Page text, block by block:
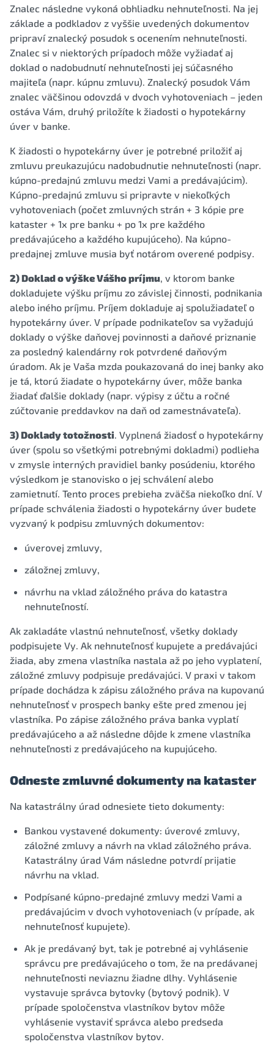
Znalec následne vykoná obhliadku nehnuteľnosti. Na jej
základe a podkladov z vyššie uvedených dokumentov
pripraví znalecký posudok s ocenením nehnuteľnosti.
Znalec si v niektorých prípadoch môže vyžiadať aj
doklad o nadobudnutí nehnuteľnosti jej súčasného
majiteľa (napr. kúpnu zmluvu). Znalecký posudok Vám
znalec väčšinou odovzdá v dvoch vyhotoveniach – jeden
ostáva Vám, druhý priložíte k žiadosti o hypotekárny
úver v banke.
K žiadosti o hypotekárny úver je potrebné priložiť aj
zmluvu preukazujúcu nadobudnutie nehnuteľnosti (napr.
kúpno-predajnú zmluvu medzi Vami a predávajúcim).
Kúpno-predajnú zmluvu si pripravte v niekoľkých
vyhotoveniach (počet zmluvných strán + 3 kópie pre
kataster + 1x pre banku + po 1x pre každého
predávajúceho a každého kupujúceho). Na kúpno-
predajnej zmluve musia byť notárom overené podpisy.
2) Doklad o výške Vášho príjmu, v ktorom banke
dokladujete výšku príjmu zo závislej činnosti, podnikania
alebo iného príjmu. Príjem dokladuje aj spolužiadateľ o
hypotekárny úver. V prípade podnikateľov sa vyžadujú
doklady o výške daňovej povinnosti a daňové priznanie
za posledný kalendárny rok potvrdené daňovým
úradom. Ak je Vaša mzda poukazovaná do inej banky ako
je tá, ktorú žiadate o hypotekárny úver, môže banka
žiadať ďalšie doklady (napr. výpisy z účtu a ročné
zúčtovanie preddavkov na daň od zamestnávateľa).
3) Doklady totožnosti. Vyplnená žiadosť o hypotekárny
úver (spolu so všetkými potrebnými dokladmi) podlieha
v zmysle interných pravidiel banky posúdeniu, ktorého
výsledkom je stanovisko o jej schválení alebo
zamietnutí. Tento proces prebieha zväčša niekoľko dní. V
prípade schválenia žiadosti o hypotekárny úver budete
vyzvaný k podpisu zmluvných dokumentov:
úverovej zmluvy,
záložnej zmluvy,
návrhu na vklad záložného práva do katastra
nehnuteľností.
Ak zakladáte vlastnú nehnuteľnosť, všetky doklady
podpisujete Vy. Ak nehnuteľnosť kupujete a predávajúci
žiada, aby zmena vlastníka nastala až po jeho vyplatení,
záložné zmluvy podpisuje predávajúci. V praxi v takom
prípade dochádza k zápisu záložného práva na kupovanú
nehnuteľnosť v prospech banky ešte pred zmenou jej
vlastníka. Po zápise záložného práva banka vyplatí
predávajúceho a až následne dôjde k zmene vlastníka
nehnuteľnosti z predávajúceho na kupujúceho.
Odneste zmluvné dokumenty na kataster
Na katastrálny úrad odnesiete tieto dokumenty:
Bankou vystavené dokumenty: úverové zmluvy,
záložné zmluvy a návrh na vklad záložného práva.
Katastrálny úrad Vám následne potvrdí prijatie
návrhu na vklad.
Podpísané kúpno-predajné zmluvy medzi Vami a
predávajúcim v dvoch vyhotoveniach (v prípade, ak
nehnuteľnosť kupujete).
Ak je predávaný byt, tak je potrebné aj vyhlásenie
správcu pre predávajúceho o tom, že na predávanej
nehnuteľnosti neviaznu žiadne dlhy. Vyhlásenie
vystavuje správca bytovky (bytový podnik). V
prípade spoločenstva vlastníkov bytov môže
vyhlásenie vystaviť správca alebo predseda
spoločenstva vlastníkov bytov.